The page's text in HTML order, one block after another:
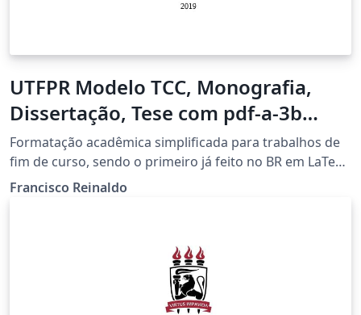
UTFPR Modelo TCC, Monografia,
Dissertação, Tese com pdf-a-3b
versao GoldenDragon
Formatação acadêmica simplificada para trabalhos de
fim de curso, sendo o primeiro já feito no BR em LaTeX
com PDF-A/3b. Versao 32.
Francisco Reinaldo